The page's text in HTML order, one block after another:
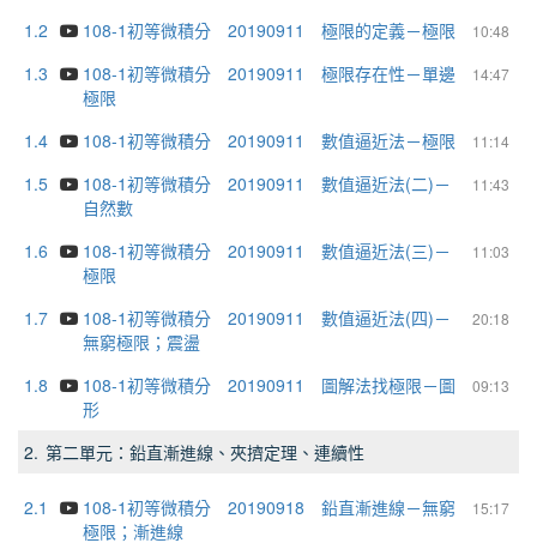
1.2
10:48
108-1初等微積分 20190911 極限的定義－極限
1.3
14:47
108-1初等微積分 20190911 極限存在性－單邊
極限
1.4
11:14
108-1初等微積分 20190911 數值逼近法－極限
1.5
11:43
108-1初等微積分 20190911 數值逼近法(二)－
自然數
1.6
11:03
108-1初等微積分 20190911 數值逼近法(三)－
極限
1.7
20:18
108-1初等微積分 20190911 數值逼近法(四)－
無窮極限；震盪
1.8
09:13
108-1初等微積分 20190911 圖解法找極限－圖
形
2. 第二單元：鉛直漸進線、夾擠定理、連續性
2.1 15:17
108-1初等微積分 20190918 鉛直漸進線－無窮
極限；漸進線